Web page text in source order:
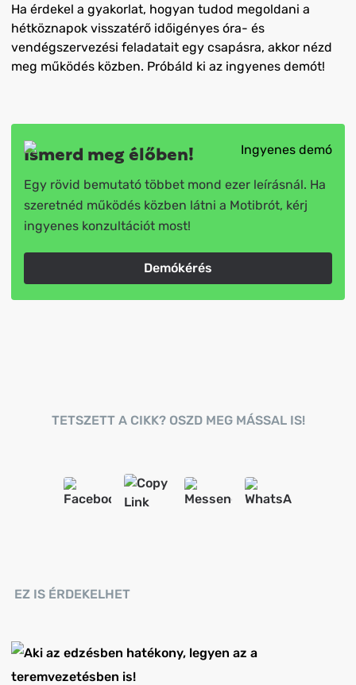
Ha érdekel a gyakorlat, hogyan tudod megoldani a
hétköznapok visszatérő időigényes óra- és
vendégszervezési feladatait egy csapásra, akkor nézd
meg működés közben. Próbáld ki az ingyenes demót!
Ismerd meg élőben!
Egy rövid bemutató többet mond ezer leírásnál. Ha
szeretnéd működés közben látni a Motibrót, kérj
ingyenes konzultációt most!
Demókérés
TETSZETT A CIKK? OSZD MEG MÁSSAL IS!
EZ IS ÉRDEKELHET